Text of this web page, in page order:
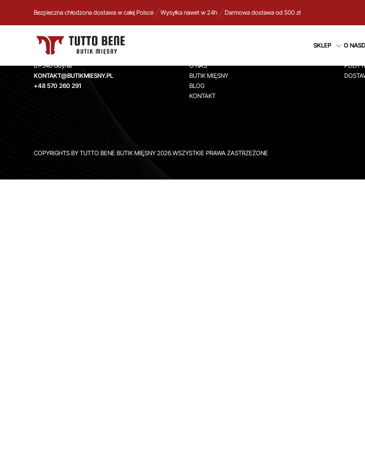
Bezpieczna chłodzona dostawa w całej Polsce Wysyłka nawet w 24h Darmowa dostawa od 500 zł
SKLEP O NAS
TUTTO BENE BUTIK MIĘSNY
Aleja Zwycięstwa 244,
81-540 Gdynia
KONTAKT@BUTIKMIESNY.PL
+48 570 260 291
O NAS
BUTIK MIĘSNY
BLOG
KONTAKT
COPYRIGHTS BY TUTTO BENE BUTIK MIĘSNY 2026.WSZYSTKIE PRAWA ZASTRZEŻONE